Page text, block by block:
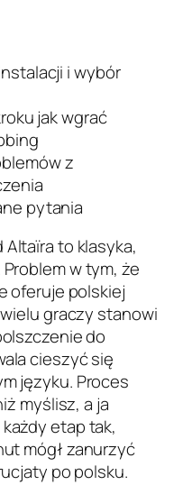
i wybór
jak wgrać
z
pytania
to klasyka,
w tym, że
oferuje polskiej
graczy stanowi
do
cieszyć się
języku. Proces
myślisz, a ja
etap tak,
mógł zanurzyć
po polsku.